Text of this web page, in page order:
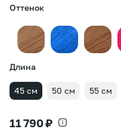
Оттенок
Длина
45 см 50 см 55 см
11 790 ₽